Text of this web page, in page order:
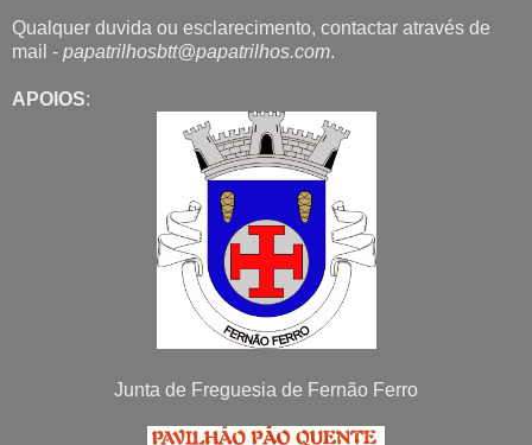
Qualquer duvida ou esclarecimento, contactar através de
mail - papatrilhosbtt@papatrilhos.com.
APOIOS:
Junta de Freguesia de Fernão Ferro